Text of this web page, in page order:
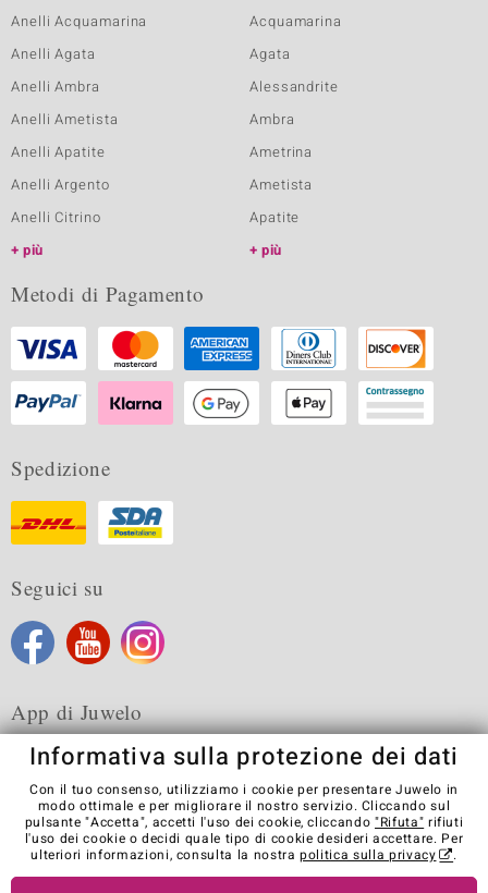
Anelli Acquamarina
Anelli Agata
Anelli Ambra
Anelli Ametista
Anelli Apatite
Anelli Argento
Anelli Citrino
più
Acquamarina
Agata
Alessandrite
Ambra
Ametrina
Ametista
Apatite
più
Metodi di Pagamento
Spedizione
Seguici su
App di Juwelo
Condizioni generali di vendita Informativa Privacy
Cookies
Note legali
Contatti
Recedere dal contratto
Informativa sulla protezione dei dati
Con il tuo consenso, utilizziamo i cookie per presentare Juwelo in
modo ottimale e per migliorare il nostro servizio. Cliccando sul
pulsante "Accetta", accetti l'uso dei cookie, cliccando "Rifuta" rifiuti
l'uso dei cookie o decidi quale tipo di cookie desideri accettare. Per
ulteriori informazioni, consulta la nostrapolitica sulla privacy .